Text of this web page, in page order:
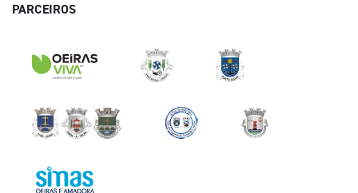
PARCEIROS